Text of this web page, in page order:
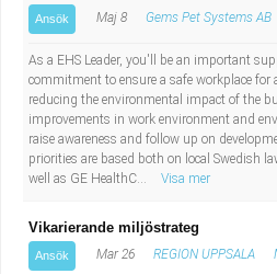
Ansök Maj 8 Gems Pet Systems AB
As a EHS Leader, you'll be an important
commitment to ensure a safe workplace for
reducing the environmental impact of the
improvements in work environment and
raise awareness and follow up on
priorities are based both on local Swedish
well as GE HealthC...
Visa mer
Vikarierande miljöstrateg
Ansök Mar 26 REGION UPPSALA